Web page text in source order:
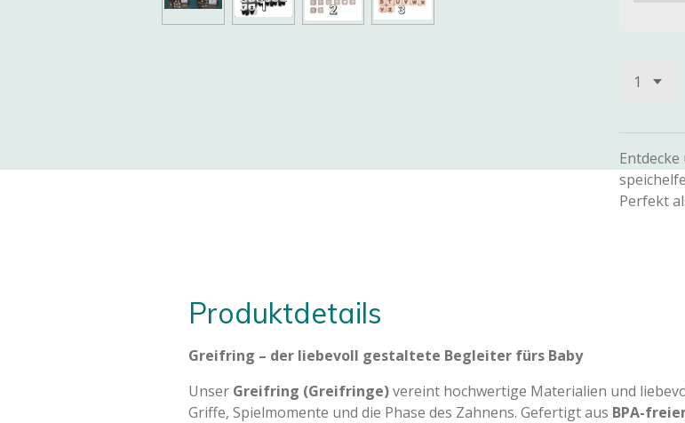
Perfekt
Produktdetails
Greifring – der liebevoll gestaltete Begleiter fürs Baby
Unser Greifring (Greifringe)vereint hochwertige Materialien und
Griffe, Spielmomente und die Phase des Zahnens. Gefertigt aus BPA-